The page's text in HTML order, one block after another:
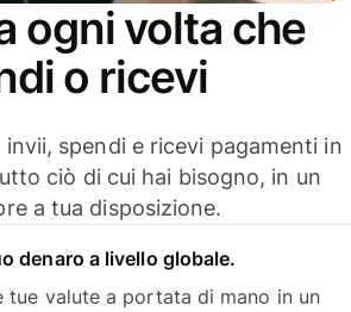
ogni volta che
o ricevi
invii, spendi e ricevi pagamenti in
ciò di cui hai bisogno, in un
a tua disposizione.
denaro a livello globale.
tue valute a portata di mano in un